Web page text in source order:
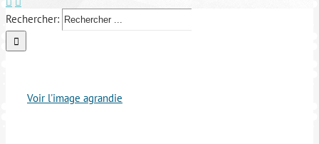
Rechercher:
Voir l'image agrandie